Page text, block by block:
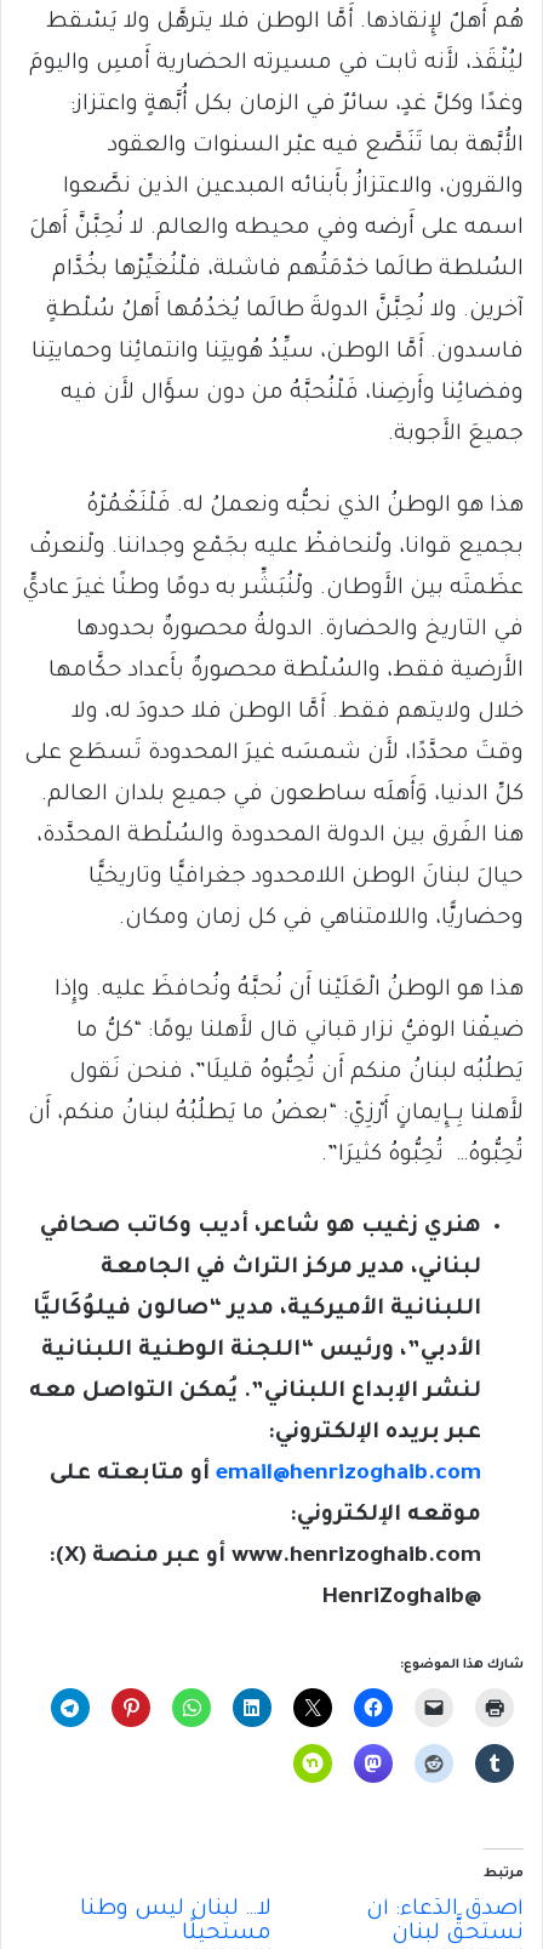
هُم أَهلٌ لإِنقاذها. أَمَّا الوطن فلا يترهَّل ولا يَسْقط
ليُنْقَذ، لأَنه ثابت في مسيرته الحضارية أَمسِ واليومَ
وغدًا وكلَّ غدٍ، سائرٌ في الزمان بكل أُبَّهةٍ واعتزاز:
الأُبَّهة بما تَنَصَّع فيه عبْر السنوات والعقود
والقرون، والاعتزازُ بأَبنائه المبدعين الذين نصَّعوا
اسمه على أَرضه وفي محيطه والعالم. لا نُحِبَّنَّ أَهلَ
السُلطة طالَما خدْمَتُهم فاشلة، فلْنُغيِّرْها بخُدَّام
آخرين. ولا نُحِبَّنَّ الدولةَ طالَما يُخدُمُها أَهلُ سُلْطةٍ
فاسدون. أَمَّا الوطن، سيِّدُ هُويتِنا وانتمائِنا وحمايتِنا
وفضائِنا وأَرضِنا، فَلْنُحبَّهُ من دون سؤَال لأَن فيه
جميعَ الأَجوبة.
هذا هو الوطنُ الذي نحبُّه ونعملُ له. فَلْنَغْمُرْهُ
بجميع قوانا، ولْنحافظْ عليه بجَمْع وجداننا. ولْنعرفْ
عظَمتَه بين الأَوطان. ولْنُبَشِّر به دومًا وطنًا غيرَ عاديٍّ
في التاريخ والحضارة. الدولةُ محصورةٌ بحدودها
الأَرضية فقط، والسُلْطة محصورةٌ بأَعداد حكَّامها
خلال ولايتهم فقط. أَمَّا الوطن فلا حدودَ له، ولا
وقتَ محدَّدًا، لأَن شمسَه غيرَ المحدودة تَسطَع على
كلِّ الدنيا، وَأَهلَه ساطعون في جميع بلدان العالم.
هنا الفَرق بين الدولة المحدودة والسُلْطة المحدَّدة،
حيالَ لبنانَ الوطن اللامحدود جغرافيًّا وتاريخيًّا
وحضاريًّا، واللامتناهي في كل زمان ومكان.
هذا هو الوطنُ الْعَلَيْنا أَن نُحبَّهُ ونُحافظَ عليه. وإِذا
ضيفْنا الوفيُّ نزار قباني قال لأَهلنا يومًا: “كلُّ ما
يَطلُبُه لبنانُ منكم أَن تُحِبُّوهُ قليلَا”، فنحن نَقول
لأَهلنا بِــإِيمانٍ أَرْزِيّ: “بعضُ ما يَطلُبُهُ لبنانُ منكم، أَن
تُحِبُّوهُ… تُحِبُّوهُ كثيرَا”.
هنري زغيب هو شاعر، أديب وكاتب صحافي
لبناني، مدير مركز التراث في الجامعة
اللبنانية الأميركية، مدير “صالون فيلوُكَاليَّا
الأدبي”، ورئيس “اللجنة الوطنية اللبنانية
لنشر الإبداع اللبناني”. يُمكن التواصل معه
عبر بريده الإلكتروني:
email@henrizoghaib.com أو متابعته على
موقعه الإلكتروني:
www.henrizoghaib.com أو عبر منصة (X
):
@HenriZoghaib
شارك هذا الموضوع:
مرتبط
أَصدقُ الدُعاء: أَن
نستحقَّ لبنان
لا… لبنان ليس وطنًا
مستحيلًا